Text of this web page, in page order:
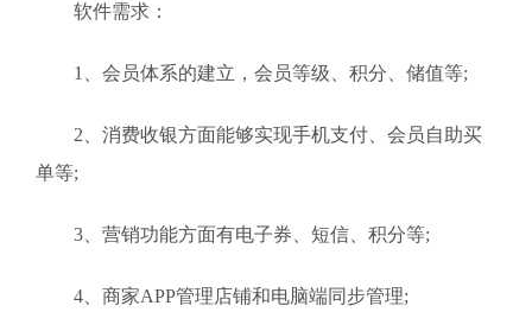
软件需求：
1、会员体系的建立，会员等级、积分、储值等;
2、消费收银方面能够实现手机支付、会员自助买
单等;
3、营销功能方面有电子券、短信、积分等;
4、商家APP管理店铺和电脑端同步管理;